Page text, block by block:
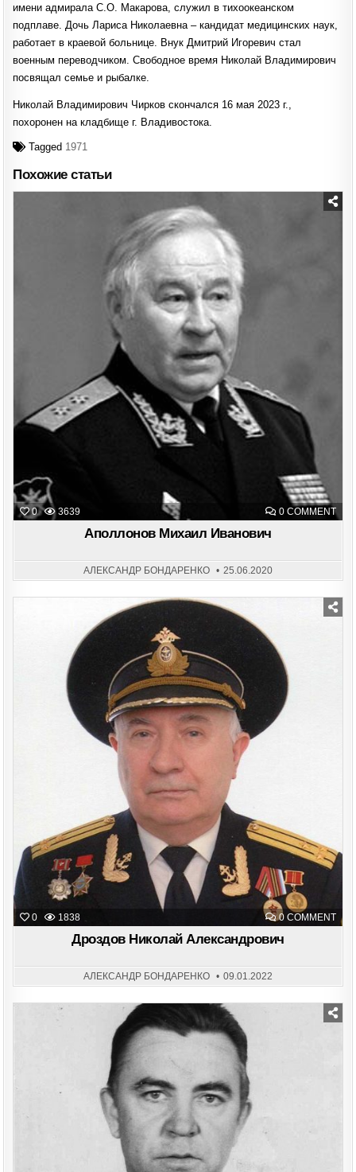
имени адмирала С.О. Макарова, служил в тихоокеанском
подплаве. Дочь Лариса Николаевна – кандидат медицинских наук,
работает в краевой больнице. Внук Дмитрий Игоревич стал
военным переводчиком. Свободное время Николай Владимирович
посвящал семье и рыбалке.
Николай Владимирович Чирков скончался 16 мая 2023 г.,
похоронен на кладбище г. Владивостока.
Tagged 1971
Похожие статьи
0 3639 0 COMMENTON
Аполлонов Михаил Иванович
АЛЕКСАНДР БОНДАРЕНКО 25.06.2020
0 1838 0 COMMENTON
Posted
Дроздов Николай Александрович
АЛЕКСАНДР БОНДАРЕНКО 09.01.2022
Posted